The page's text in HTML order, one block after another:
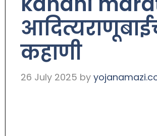
कहाणी
26 July 2025 by